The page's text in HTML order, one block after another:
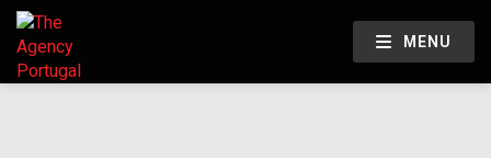
MENU